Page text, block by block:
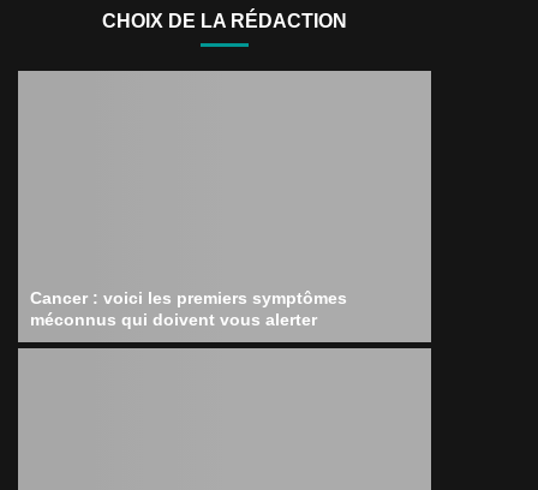
CHOIX DE LA RÉDACTION
Cancer : voici les premiers symptômes
méconnus qui doivent vous alerter